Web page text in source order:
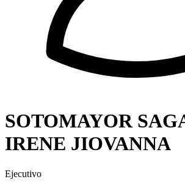
SOTOMAYOR
IRENE JIOVANNA
Ejecutivo